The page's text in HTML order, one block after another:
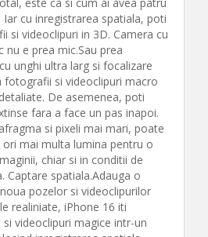
Iar cu inregistrarea spatiala, poti
si videoclipuri in 3D. Camera cu
nu e prea mic.Sau prea
unghi ultra larg si focalizare
fotografii si videoclipuri macro
De asemenea, poti
fara a face un pas inapoi.
si pixeli mai mari, poate
ori mai multa lumina pentru o
chiar si in conditii de
Captare spatiala.Adauga o
pozelor si videoclipurilor
realiniate, iPhone 16 iti
videoclipuri magice intr-un